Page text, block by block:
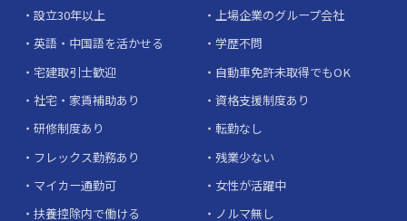
設立30年以上
上場企業のグループ会社
英語・中国語を活かせる
学歴不問
宅建取引士歓迎
自動車免許未取得でもOK
社宅・家賃補助あり
資格支援制度あり
研修制度あり
転勤なし
フレックス勤務あり
残業少ない
マイカー通勤可
女性が活躍中
扶養控除内で働ける
ノルマ無し